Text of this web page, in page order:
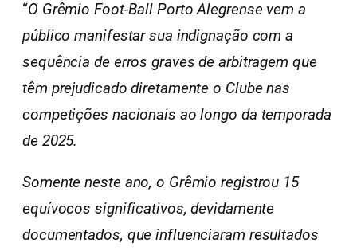
“O Grêmio Foot-Ball Porto Alegrense vem a
público manifestar sua indignação com a
sequência de erros graves de arbitragem que
têm prejudicado diretamente o Clube nas
competições nacionais ao longo da temporada
de 2025.
Somente neste ano, o Grêmio registrou 15
equívocos significativos, devidamente
documentados, que influenciaram resultados